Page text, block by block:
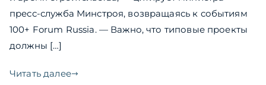
пресс-служба Минстроя, возвращаясь к событиям
100+ Forum Russia. — Важно, что типовые проекты
должны […]
Читать далее